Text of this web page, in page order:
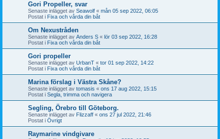
Gori Propeller, svar
Senaste inlägget av Seawolf « mån 05 sep 2022, 06:05
Postat i Fixa och vårda din båt
Om Nexustråden
Senaste inlägget av Anders S « lör 03 sep 2022, 16:28
Postat i Fixa och vårda din båt
Gori propeller
Senaste inlägget av UrbanT « tor 01 sep 2022, 14:22
Postat i Fixa och vårda din båt
Marina förslag i Västra Skåne?
Senaste inlägget av tomasis « ons 17 aug 2022, 15:15
Postat i Segla, trimma och navigera
Segling, Örebro till Göteborg.
Senaste inlägget av Flizzaff « ons 27 jul 2022, 21:46
Postat i Övrigt
Raymarine vindgivare